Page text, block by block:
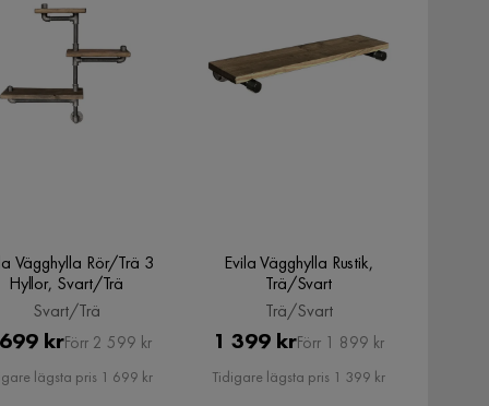
Vägghylla Rör/Trä 3
Hyllor, Svart/Trä
Svart/Trä
Pris
krOriginal
Pris
Förr 2 599 kr
lägsta pris 1 699 kr
Evila Vägghylla Rustik,
Trä/Svart
Trä/Svart
Pris
1 399 krOriginal
Pris
Förr 1 899 kr
Tidigare lägsta pris 1 399 kr